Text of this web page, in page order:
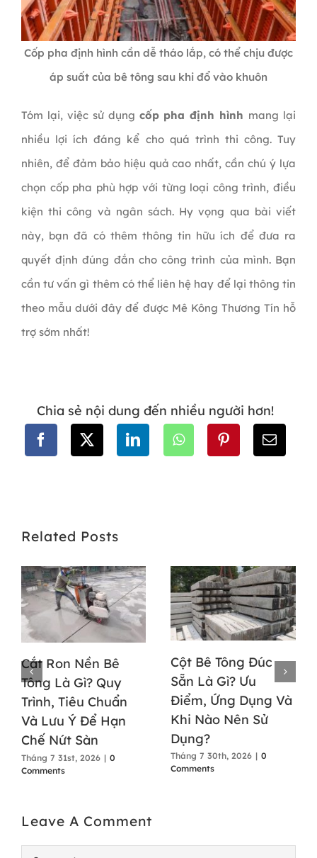
Cốp pha định hình cần dễ tháo lắp, có thể chịu được
áp suất của bê tông sau khi đổ vào khuôn
Tóm lại, việc sử dụng cốp pha định hình mang lại
nhiều lợi ích đáng kể cho quá trình thi công. Tuy
nhiên, để đảm bảo hiệu quả cao nhất, cần chú ý lựa
chọn cốp pha phù hợp với từng loại công trình, điều
kiện thi công và ngân sách. Hy vọng qua bài viết
này, bạn đã có thêm thông tin hữu ích để đưa ra
quyết định đúng đắn cho công trình của mình. Bạn
cần tư vấn gì thêm có thể liên hệ hay để lại thông tin
theo mẫu dưới đây để được Mê Kông Thương Tín hỗ
trợ sớm nhất!
Chia sẻ nội dung đến nhiều người hơn!
Related Posts
Cắt Ron Nền Bê
Tông Là Gì? Quy
Trình, Tiêu Chuẩn
Và Lưu Ý Để Hạn
Chế Nứt Sàn
Tháng 7 31st, 2026 | 0
Comments
Cột Bê Tông Đúc
Sẵn Là Gì? Ưu
Điểm, Ứng Dụng Và
Khi Nào Nên Sử
Dụng?
Tháng 7 30th, 2026 | 0
Comments
Leave A Comment